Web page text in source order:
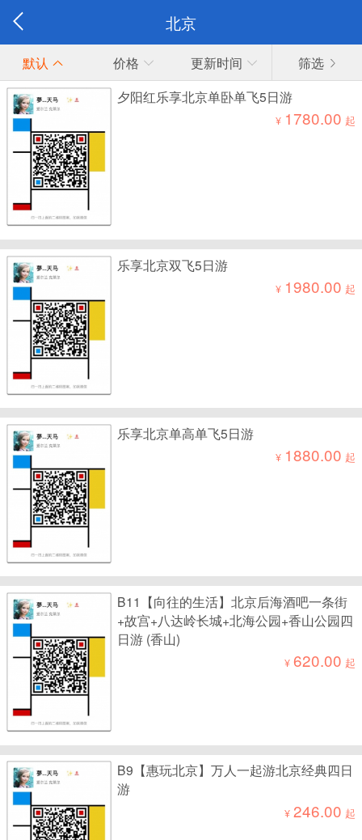
北京
默认 价格 更新时间
筛选
夕阳红乐享北京单卧单飞5日游
¥ 1780.00 起
乐享北京双飞5日游
¥ 1980.00 起
乐享北京单高单飞5日游
¥ 1880.00 起
B11【向往的生活】北京后海酒吧一条街
+故宫+八达岭长城+北海公园+香山公园四
日游 (香山)
¥620.00 起
B9【惠玩北京】万人一起游北京经典四日
游
¥246.00 起